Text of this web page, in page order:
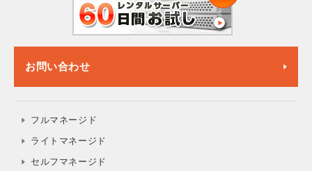
お問い合わせ
フルマネージド
ライトマネージド
セルフマネージド